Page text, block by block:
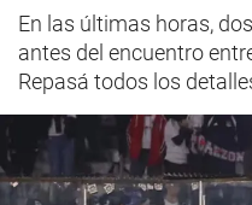
En las últimas horas,
antes del encuentro
Repasá todos los